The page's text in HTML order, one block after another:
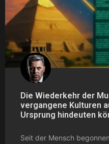
Die Wiederkehr der
vergangene Kulturen
Ursprung hindeuten
Seit der Mensch